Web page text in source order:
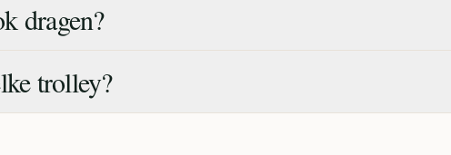
dragen?
trolley?